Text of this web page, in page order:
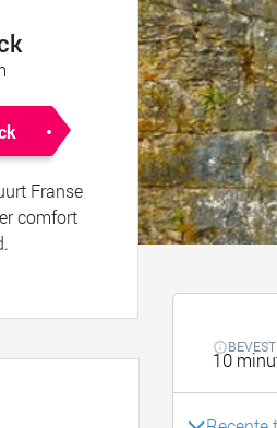
Franse
comfort
10